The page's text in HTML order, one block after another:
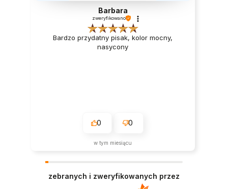
Barbara
zweryfikowano
Bardzo przydatny pisak, kolor mocny,
nasycony
0 0
w tym miesiącu
zebranych i zweryfikowanych przez